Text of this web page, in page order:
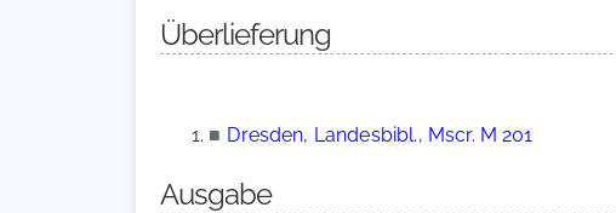
Überlieferung
■ Dresden, Landesbibl., Mscr. M 201
Ausgabe